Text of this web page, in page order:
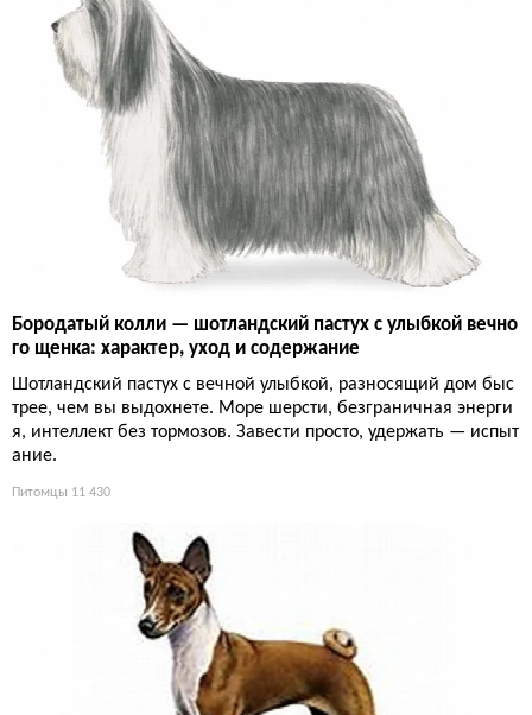
Бородатый колли — шотландский пастух с улыбкой вечно
го щенка: характер, уход и содержание
Шотландский пастух с вечной улыбкой, разносящий дом быс
трее, чем вы выдохнете. Море шерсти, безграничная энерги
я, интеллект без тормозов. Завести просто, удержать — испыт
ание.
Питомцы 11 430